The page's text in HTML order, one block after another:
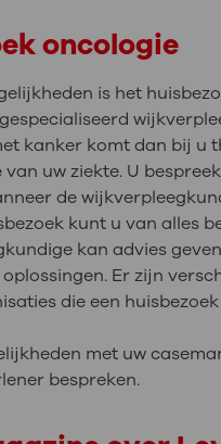
oncologie
is het
kanker komt dan bij u
uw ziekte. U
de
kunt u van alles
kan advies
Er zijn
die een
met uw
bespreken.